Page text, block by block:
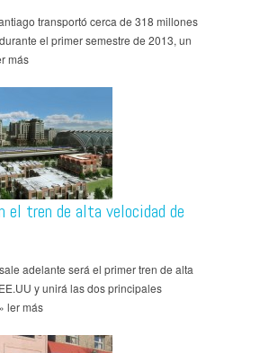
transportó cerca de 318 millones
el primer semestre de 2013, un
más
el tren de alta velocidad de
adelante será el primer tren de alta
y unirá las dos principales
ler más